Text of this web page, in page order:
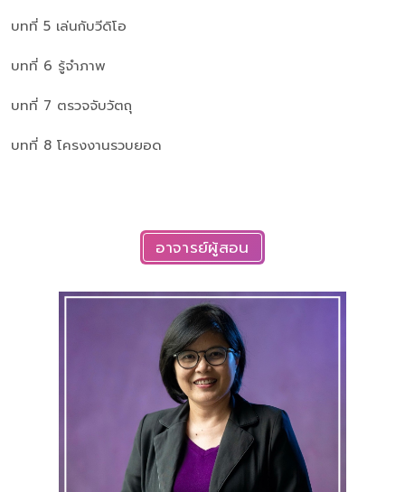
บทที่ 5 เล่นกับวีดิโอ
บทที่ 6 รู้จำภาพ
บทที่ 7 ตรวจจับวัตถุ
บทที่ 8 โครงงานรวบยอด
อาจารย์ผู้สอน